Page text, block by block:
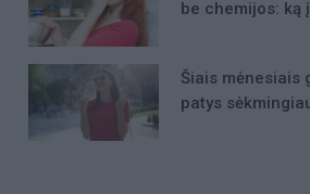
be chemijos: ką
Šiais mėnesiais
patys